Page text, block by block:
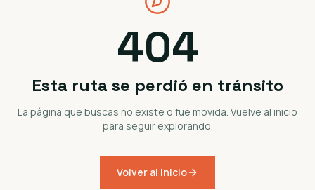
404
Esta ruta se perdió en tránsito
La página que buscas no existe o fue movida. Vuelve al inicio
para seguir explorando.
Volver al inicio